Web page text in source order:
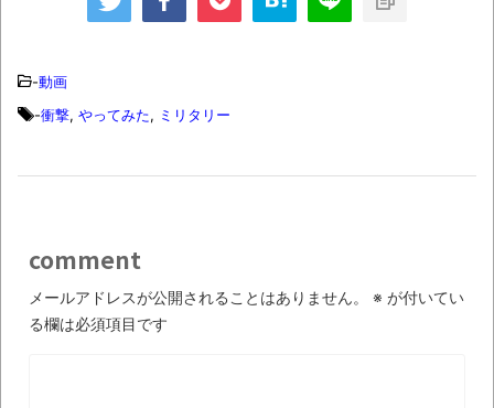
いう無茶に踏み切ってしまったのか
見ていると！悲しくなってしまう猫の画像
の数々！！
-動画
-衝撃, やってみた, ミリタリー
comment
メールアドレスが公開されることはありません。 ※ が付いてい
る欄は必須項目です